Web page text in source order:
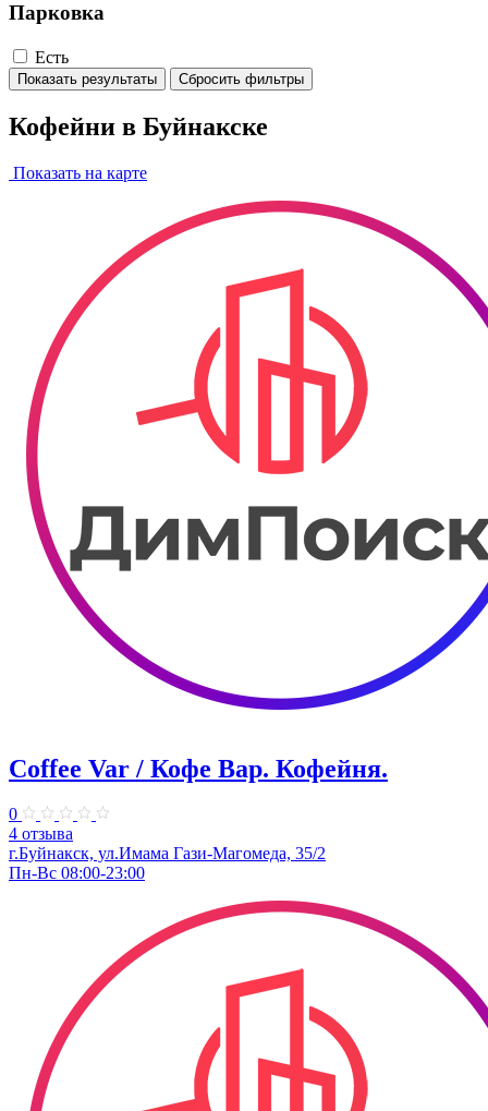
Парковка
Есть
Показать результаты Сбросить фильтры
Кофейни в Буйнакске
Показать на карте
Coffee Var / Кофе Вар. Кофейня.
0
4 отзыва
г.Буйнакск, ​ул.Имама Гази-Магомеда, 35/2
Пн-Вс 08:00-23:00